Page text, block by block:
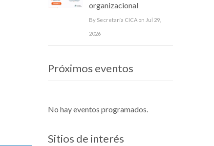
organizacional
By Secretaría CICA on Jul 29,
2026
Próximos eventos
No hay eventos programados.
Sitios de interés